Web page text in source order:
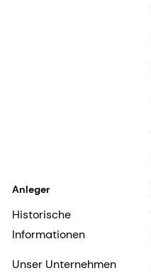
Anleger
Historische
Informationen
Unser Unternehmen